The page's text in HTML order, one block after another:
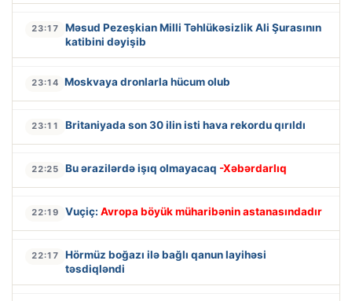
23:17
Məsud Pezeşkian Milli Təhlükəsizlik Ali Şurasının
katibini dəyişib
23:14 Moskvaya dronlarla hücum olub
23:11 Britaniyada son 30 ilin isti hava rekordu qırıldı
22:25 Bu ərazilərdə işıq olmayacaq -Xəbərdarlıq
22:19 Vuçiç: Avropa böyük müharibənin astanasındadır
22:17
Hörmüz boğazı ilə bağlı qanun layihəsi
təsdiqləndi